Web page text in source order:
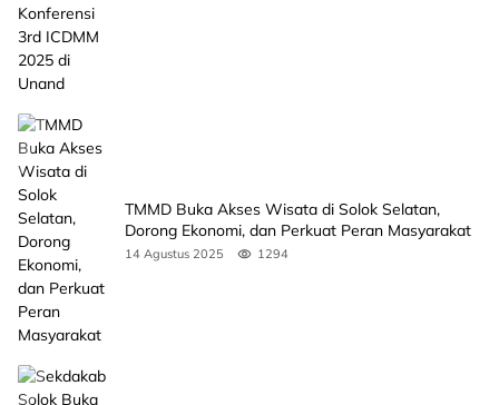
TMMD Buka Akses Wisata di Solok Selatan,
Dorong Ekonomi, dan Perkuat Peran Masyarakat
14 Agustus 2025 1294